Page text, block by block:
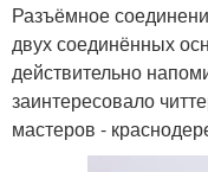
Разъёмное
двух соединённых
действительно
заинтересовало
мастеров -